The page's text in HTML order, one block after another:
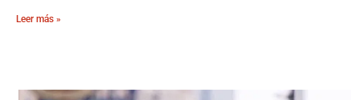
Leer más »